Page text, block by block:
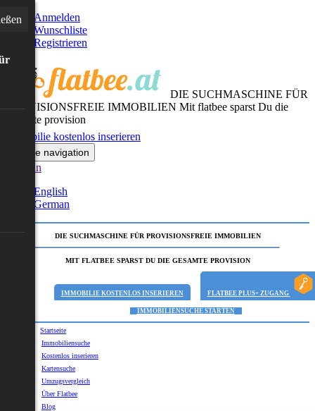
Anmelden
Wunschliste
Registrieren
DIE SUCHMASCHINE FÜR
PROVISIONSFREIE IMMOBILIEN Mit flatbee sparst Du die
gesamte provision
Immobilie kostenlos inserieren
Toggle navigation
German
English
German
DIE SUCHMASCHINE FÜR PROVISIONSFREIE IMMOBILIEN
MIT FLATBEE SPARST DU DIE GESAMTE PROVISION
IMMOBILIE KOSTENLOS INSERIEREN FLATBEE PLUS+ ZUGANG
IMMOBILIENSUCHE STARTEN
Startseite
Immobiliensuche
Kostenlos inserieren
Kartensuche
Umzugsvergleich
Über Flatbee
Blog